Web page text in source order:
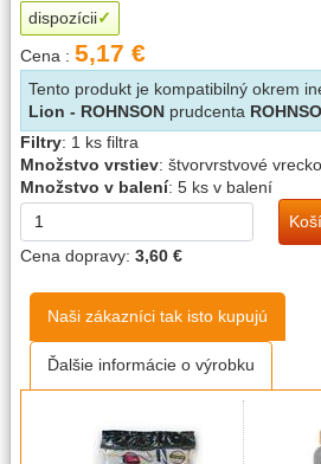
dispozícii
Cena : 5,17 €
Tento produkt je kompatibilný okrem
Lion - ROHNSON prudcenta
Filtry: 1 ks filtra
Množstvo vrstiev: štvorvrstvové vrecko
Množstvo v balení: 5 ks v balení
Cena dopravy: 3,60 €
Naši zákazníci tak isto kupujú
Ďalšie informácie o výrobku